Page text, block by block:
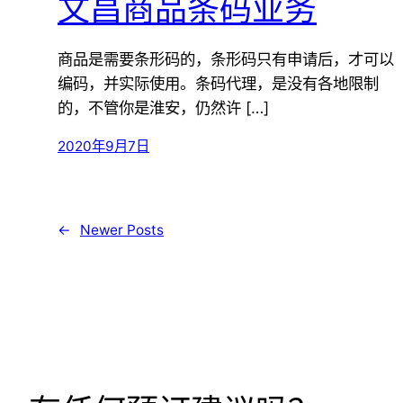
文昌商品条码业务
商品是需要条形码的，条形码只有申请后，才可以
编码，并实际使用。条码代理，是没有各地限制
的，不管你是淮安，仍然许 […]
2020年9月7日
← Newer Posts